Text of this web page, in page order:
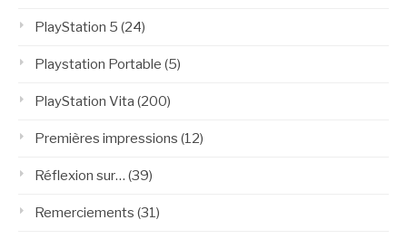
PlayStation 5 (24)
Playstation Portable (5)
PlayStation Vita (200)
Premières impressions (12)
Réflexion sur… (39)
Remerciements (31)